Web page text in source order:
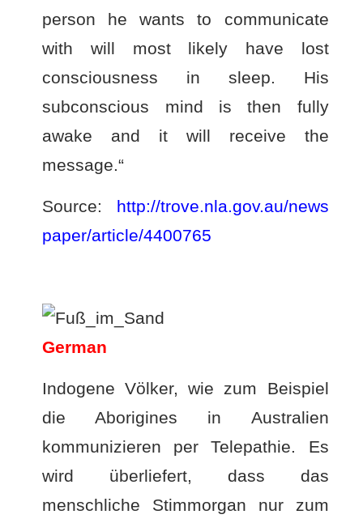
person he wants to communicate
with will most likely have lost
consciousness in sleep. His
subconscious mind is then fully
awake and it will receive the
message.“
Source: http://trove.nla.gov.au/news
paper/article/4400765
German
Indogene Völker, wie zum Beispiel
die Aborigines in Australien
kommunizieren per Telepathie. Es
wird überliefert, dass das
menschliche Stimmorgan nur zum